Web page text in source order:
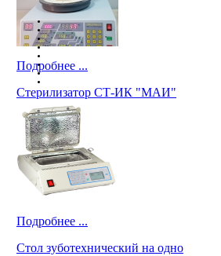
Подробнее ...
Стерилизатор СТ-ИК "МАИ"
Подробнее ...
Стол зуботехнический на одно